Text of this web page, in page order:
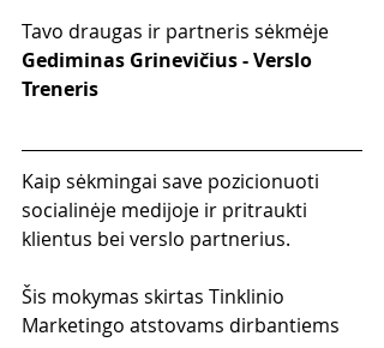
Tavo draugas ir partneris sėkmėje
Gediminas Grinevičius - Verslo
Treneris
Kaip sėkmingai save pozicionuoti
socialinėje medijoje ir pritraukti
klientus bei verslo partnerius.
Šis mokymas skirtas Tinklinio
Marketingo atstovams dirbantiems